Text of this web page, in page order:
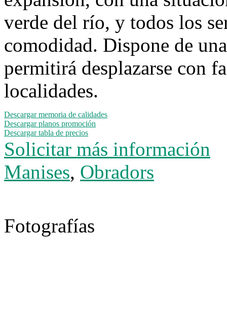
verde del río, y todos los
comodidad. Dispone de
permitirá desplazarse con
localidades.
Descargar memoria de calidades
Descargar planos promoción
Descargar tabla de precios
Solicitar más información
Manises, Obradors
Fotografías